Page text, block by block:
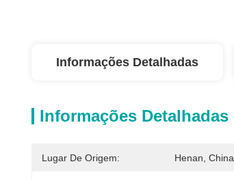
Informações Detalhadas
Informações Detalhadas
Lugar De Origem: Henan, China